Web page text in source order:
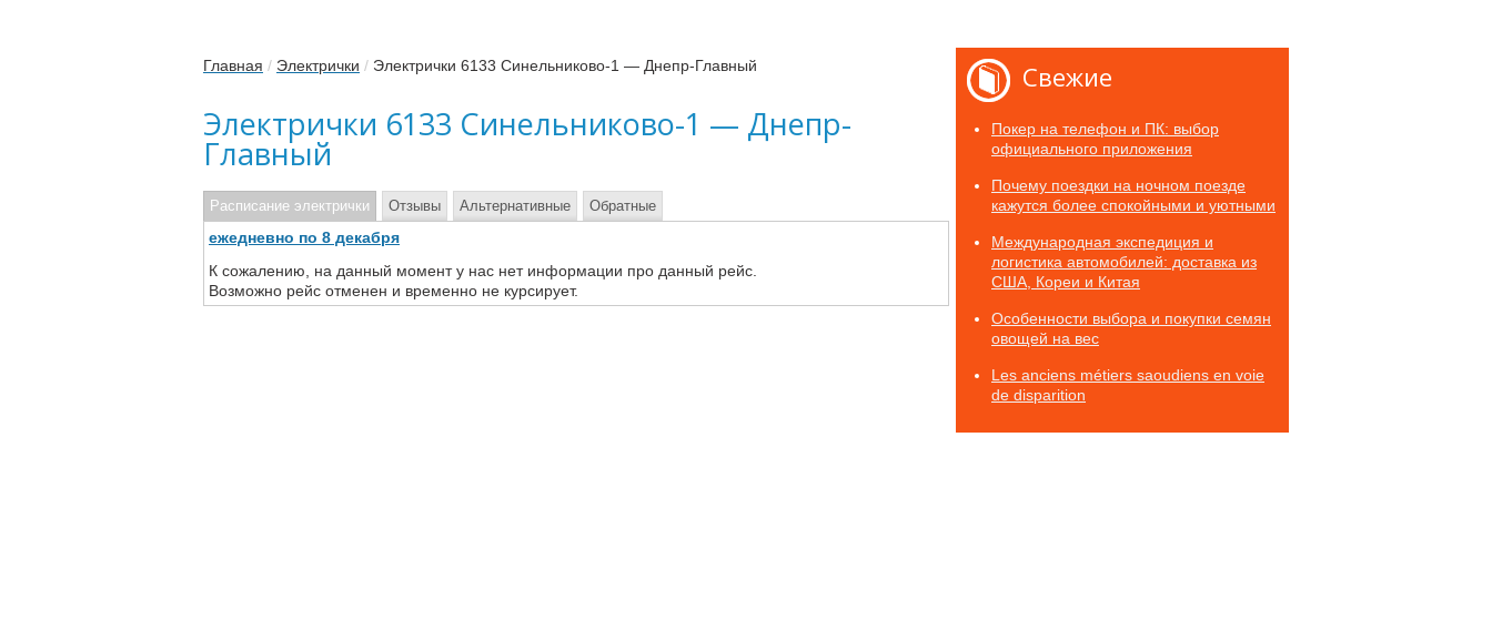
Главная / Электрички / Электрички 6133 Синельниково-1 — Днепр-Главный
Электрички 6133 Синельниково-1 — Днепр-
Главный
Расписание электрички
ежедневно по 8 декабря
К сожалению, на данный момент у нас нет информации про данный рейс.
Возможно рейс отменен и временно не курсирует.
Отзывы Альтернативные Обратные
Свежие
Покер на телефон и ПК: выбор
официального приложения
Почему поездки на ночном поезде
кажутся более спокойными и уютными
Международная экспедиция и
логистика автомобилей: доставка из
США, Кореи и Китая
Особенности выбора и покупки семян
овощей на вес
Les anciens métiers saoudiens en voie
de disparition